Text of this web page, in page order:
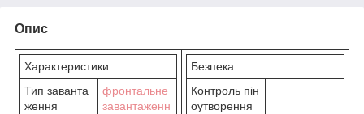
Опис
Характеристики
Тип заванта
ження
фронтальне
завантаженн
Безпека
Контроль пін
оутворення